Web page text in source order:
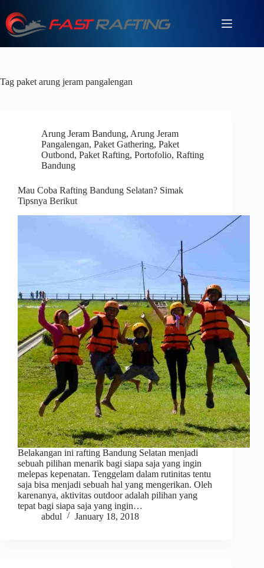
Tag paket arung jeram pangalengan
Arung Jeram Bandung, Arung Jeram
Pangalengan, Paket Gathering, Paket
Outbond, Paket Rafting, Portofolio, Rafting
Bandung
Mau Coba Rafting Bandung Selatan? Simak
Tipsnya Berikut
Belakangan ini rafting Bandung Selatan menjadi
sebuah pilihan menarik bagi siapa saja yang ingin
melepas kepenatan. Tenggelam dalam rutinitas tentu
saja bisa menjadi sebuah hal yang mengerikan. Oleh
karenanya, aktivitas outdoor adalah pilihan yang
tepat bagi siapa saja yang ingin…
abdul
January 18, 2018